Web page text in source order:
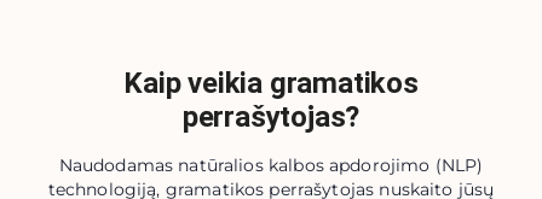
Kaip veikia gramatikos
perrašytojas?
Naudodamas natūralios kalbos apdorojimo (NLP)
technologiją, gramatikos perrašytojas nuskaito jūsų